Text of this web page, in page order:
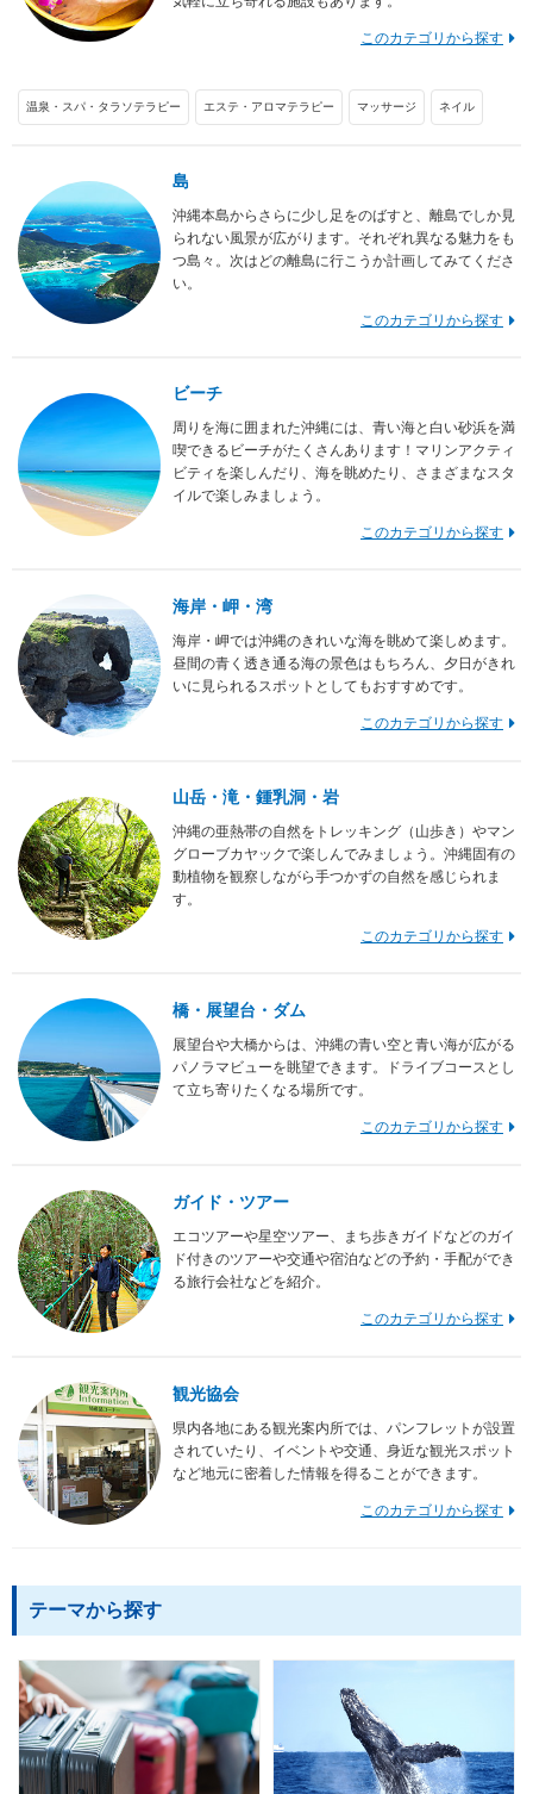
このカテゴリから探す
温泉・スパ・タラソテラピー エステ・アロマテラピー マッサージ ネイル
島
沖縄本島からさらに少し足をのばすと、離島でしか見
られない風景が広がります。それぞれ異なる魅力をも
つ島々。次はどの離島に行こうか計画してみてくださ
い。
このカテゴリから探す
ビーチ
周りを海に囲まれた沖縄には、青い海と白い砂浜を満
喫できるビーチがたくさんあります！マリンアクティ
ビティを楽しんだり、海を眺めたり、さまざまなスタ
イルで楽しみましょう。
このカテゴリから探す
海岸・岬・湾
海岸・岬では沖縄のきれいな海を眺めて楽しめます。
昼間の青く透き通る海の景色はもちろん、夕日がきれ
いに見られるスポットとしてもおすすめです。
このカテゴリから探す
山岳・滝・鍾乳洞・岩
沖縄の亜熱帯の自然をトレッキング（山歩き）やマン
グローブカヤックで楽しんでみましょう。沖縄固有の
動植物を観察しながら手つかずの自然を感じられま
す。
このカテゴリから探す
橋・展望台・ダム
展望台や大橋からは、沖縄の青い空と青い海が広がる
パノラマビューを眺望できます。ドライブコースとし
て立ち寄りたくなる場所です。
このカテゴリから探す
ガイド・ツアー
エコツアーや星空ツアー、まち歩きガイドなどのガイ
ド付きのツアーや交通や宿泊などの予約・手配ができ
る旅行会社などを紹介。
このカテゴリから探す
観光協会
県内各地にある観光案内所では、パンフレットが設置
されていたり、イベントや交通、身近な観光スポット
など地元に密着した情報を得ることができます。
このカテゴリから探す
テーマから探す